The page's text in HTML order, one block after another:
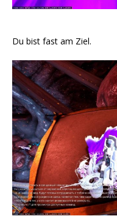
Du bist fast am Ziel.